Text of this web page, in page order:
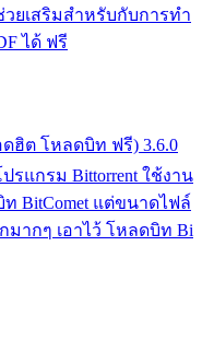
วยเสริมสำหรับกับการทำ
ได้ ฟรี
ดฮิต โหลดบิท ฟรี) 3.6.0
รแกรม Bittorrent ใช้งาน
BitComet แต่ขนาดไฟล์
มากๆ เอาไว้ โหลดบิท Bi